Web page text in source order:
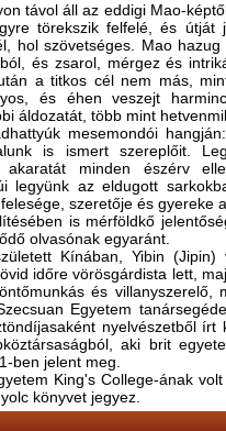
távol áll az eddigi Mao-
törekszik felfelé, és útját
hol szövetséges. Mao
és zsarol, mérgez és
a titkos cél nem más,
és éhen veszejt
áldozatát, több mint
mesemondói
is ismert szereplőit.
akaratát minden észérv
legyünk az eldugott
szeretője és gyereke
is mérföldkő
olvasónak egyaránt.
Kínában, Yibin (Jipin)
időre vörösgárdista lett,
és villanyszerelő,
Egyetem
nyelvészetből írt
aki brit
ben jelent meg.
King's College-ának
könyvet jegyez.